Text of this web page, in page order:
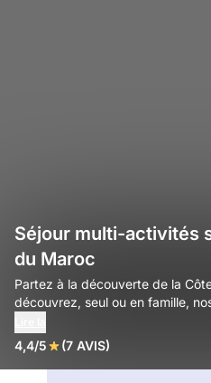
Séjour multi-activités
du Maroc
Partez à la découverte de la
découvrez, seul ou en famille,
4,4/5 (7 AVIS)